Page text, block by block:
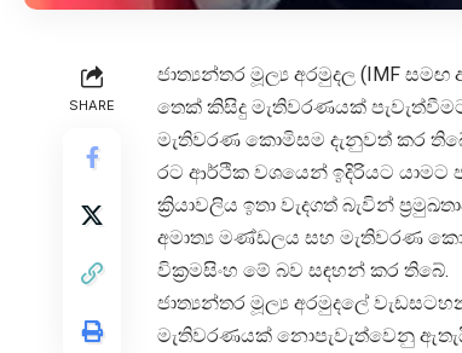
SHARE
ජාත්‍යන්තර මූල්‍ය අරමුදල (IMF
තෙක් කිසිදු මැතිවරණයක්
මැතිවරණ කොමිසම දැනුවත් කර
රට ආර්ථික වශයෙන් ඉදිරියට යාමට
ක්‍රියාවලිය ඉතා වැදගත් බැවින්
අමාත්‍ය මණ්ඩලය සහ මැතිවරණ
වික්‍රමසිංහ මේ බව සඳහන් කර තිබේ.
ජාත්‍යන්තර මූල්‍ය අරමුදලේ
මැතිවරණයක් නොපැවැත්වෙනු